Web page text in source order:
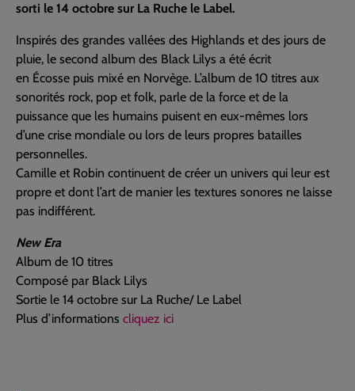
sorti le 14 octobre sur La Ruche le Label.
Inspirés des grandes vallées des Highlands et des jours de
pluie, le second album des Black Lilys a été écrit
en Écosse puis mixé en Norvège. L’album de 10 titres aux
sonorités rock, pop et folk, parle de la force et de la
puissance que les humains puisent en eux-mêmes lors
d’une crise mondiale ou lors de leurs propres batailles
personnelles.
Camille et Robin continuent de créer un univers qui leur est
propre et dont l’art de manier les textures sonores ne laisse
pas indifférent.
New Era
Album de 10 titres
Composé par Black Lilys
Sortie le 14 octobre sur La Ruche/ Le Label
Plus d’informations cliquez ici